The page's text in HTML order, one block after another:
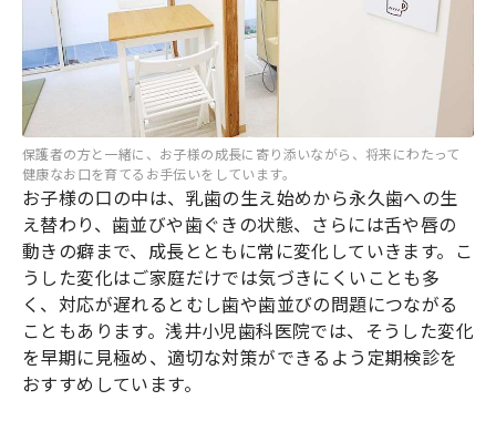
保護者の方と一緒に、お子様の成長に寄り添いながら、将来にわたって
健康なお口を育てるお手伝いをしています。
お子様の口の中は、乳歯の生え始めから永久歯への生
え替わり、歯並びや歯ぐきの状態、さらには舌や唇の
動きの癖まで、成長とともに常に変化していきます。こ
うした変化はご家庭だけでは気づきにくいことも多
く、対応が遅れるとむし歯や歯並びの問題につながる
こともあります。浅井小児歯科医院では、そうした変化
を早期に見極め、適切な対策ができるよう定期検診を
おすすめしています。